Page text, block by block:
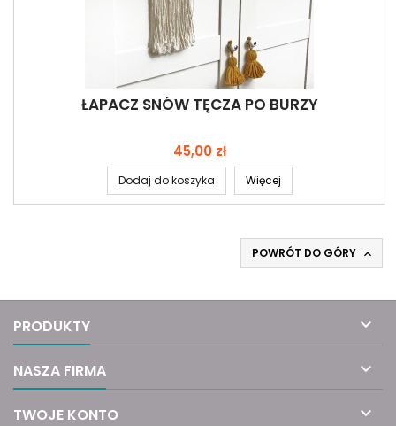
ŁAPACZ SNÓW TĘCZA PO BURZY
Cena
45,00 zł
Dodaj do koszyka Więcej
POWRÓT DO GÓRY 
PRODUKTY 
NASZA FIRMA 
TWOJE KONTO 